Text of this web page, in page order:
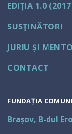
EDIȚIA 1.0
SUSŢINĂTORI
JURIU ȘI
CONTACT
FUNDAȚIA
Brașov, B-dul